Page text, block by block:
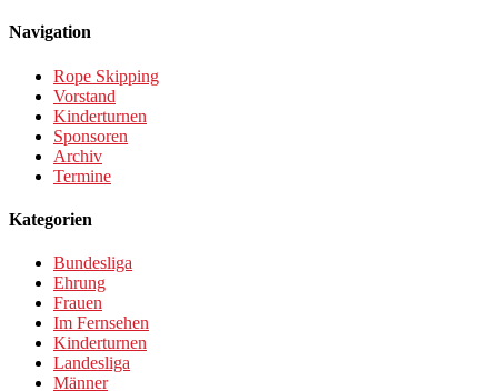
Navigation
Rope Skipping
Vorstand
Kinderturnen
Sponsoren
Archiv
Termine
Kategorien
Bundesliga
Ehrung
Frauen
Im Fernsehen
Kinderturnen
Landesliga
Männer